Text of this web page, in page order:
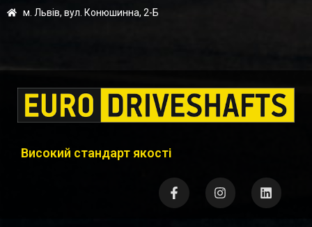
м. Львів, вул. Конюшинна, 2-Б
Високий стандарт якості